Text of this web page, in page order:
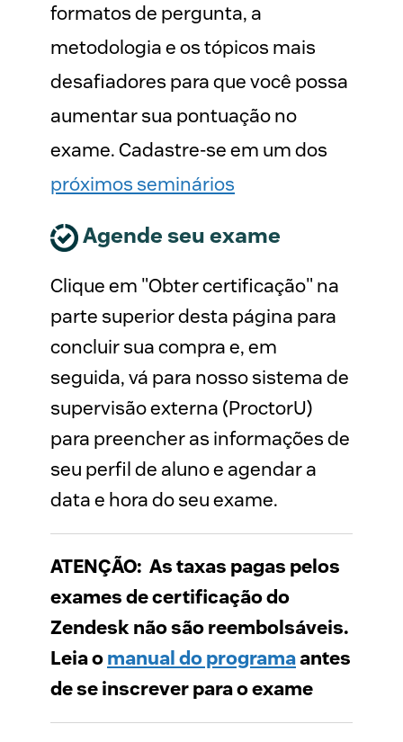
formatos de pergunta, a
metodologia e os tópicos mais
desafiadores para que você possa
aumentar sua pontuação no
exame.Cadastre-se em um dos
próximos seminários
Agende seu exame
Clique em "Obter certificação" na
parte superior desta página para
concluir sua compra e, em
seguida, vá para nosso sistema de
supervisão externa (ProctorU)
para preencher as informações de
seu perfil de aluno e agendar a
data e hora do seu exame.
ATENÇÃO: As taxas pagas pelos
exames de certificação do
Zendesk não são reembolsáveis.
Leia omanual do programaantes
de se inscrever para o exame